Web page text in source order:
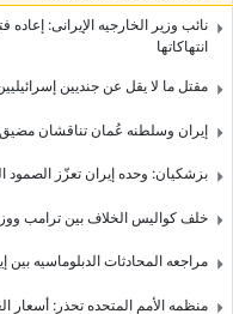
نائب وزیر الخارجیه الإیرانی:
انتهاکاتها
مقتل ما لا یقل عن جندیین
إیران وسلطنه عُمان تناقشان مضیق
بزشکیان: وحده إیران تعزّز الصمود
خلف کوالیس الخلاف بین ترامب
مراجعه المحادثات الدبلوماسیه
منظمه الأمم المتحده تحذر: أسعار